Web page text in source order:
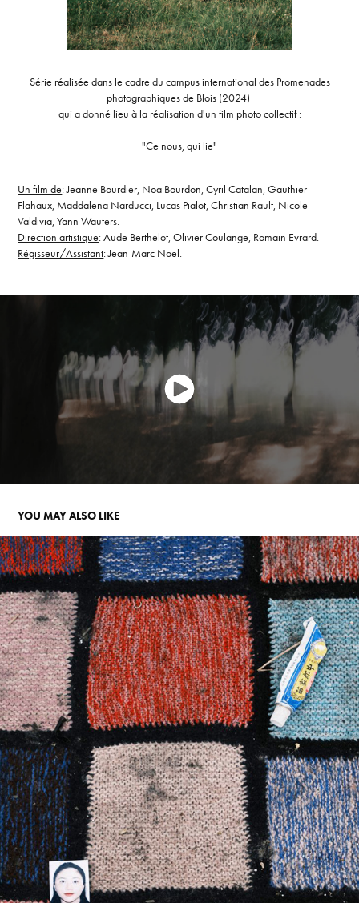
Série réalisée dans le cadre du campus international des Promenades
photographiques de Blois (2024)
qui a donné lieu à la réalisation d'un film photo collectif :
"Ce nous, qui lie"
Un film de: Jeanne Bourdier, Noa Bourdon, Cyril Catalan, Gauthier
Flahaux, Maddalena Narducci, Lucas Pialot, Christian Rault, Nicole
Valdivia, Yann Wauters.
Direction artistique: Aude Berthelot, Olivier Coulange, Romain Evrard.
Régisseur/Assistant: Jean-Marc Noël.
YOU MAY ALSO LIKE
BATANÎ
2025